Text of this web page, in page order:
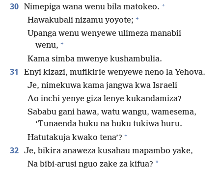
30 Nimepiga wana wenu bila matokeo. +
Hawakubali nizamu yoyote; +
Upanga wenu wenyewe ulimeza manabii
wenu, +
Kama simba mwenye kushambulia.
31
Enyi kizazi, mufikirie wenyewe neno la Yehova.
Je, nimekuwa kama jangwa kwa Israeli
Ao inchi yenye giza lenye kukandamiza?
Sababu gani hawa, watu wangu, wamesema,
‘Tunaenda huku na huku tukiwa huru.
Hatutakuja kwako tena’? +
32 Je, bikira anaweza kusahau mapambo yake,
Na bibi-arusi nguo zake za kifua? *